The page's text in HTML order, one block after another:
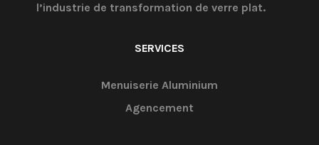
l’industrie de transformation de verre plat.
SERVICES
Menuiserie Aluminium
Agencement